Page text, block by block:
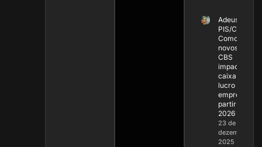
Adeus
PIS/COFINS:
Como os
novos IBS e
CBS
impactam o
caixa e o
lucro da sua
empresa a
partir de
2026
23 de
dezembro de
2025